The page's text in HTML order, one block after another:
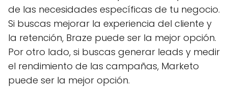
de las necesidades específicas de tu negocio.
Si buscas mejorar la experiencia del cliente y
la retención, Braze puede ser la mejor opción.
Por otro lado, si buscas generar leads y medir
el rendimiento de las campañas, Marketo
puede ser la mejor opción.